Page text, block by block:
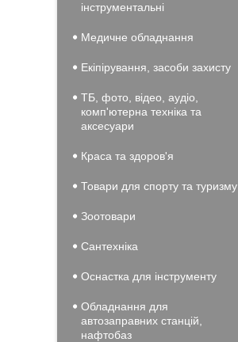
інструментальні
Медичне обладнання
Екіпірування, засоби захисту
ТБ, фото, відео, аудіо,
комп'ютерна техніка та
аксесуари
Краса та здоров'я
Товари для спорту та туризму
Зоотовари
Сантехніка
Оснастка для інструменту
Обладнання для
автозаправних станцій,
нафтобаз